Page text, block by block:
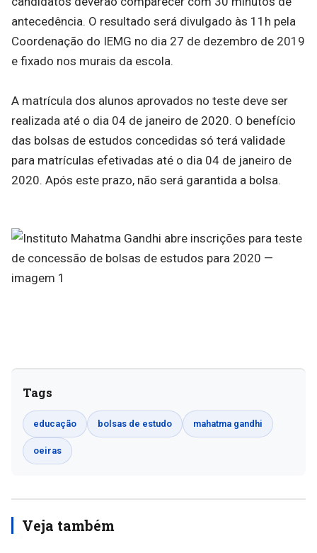
antecedência. O resultado será divulgado às 11h pela
Coordenação do IEMG no dia 27 de dezembro de 2019
e fixado nos murais da escola.
A matrícula dos alunos aprovados no teste deve ser
realizada até o dia 04 de janeiro de 2020. O benefício
das bolsas de estudos concedidas só terá validade
para matrículas efetivadas até o dia 04 de janeiro de
2020. Após este prazo, não será garantida a bolsa.
Tags
educação bolsas de estudo mahatma gandhi
oeiras
Veja também